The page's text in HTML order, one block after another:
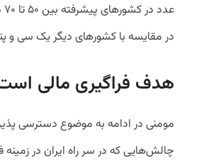
در مقایسه با کشورهای دیگر یک سی و
هدف فراگیری مالی
مومنی در ادامه به موضوع دسترسی
چالش‌هایی که در سر راه ایران در